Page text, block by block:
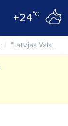
+24°C
"Latvijas Valsts ceļi" VAS, Ceļu pārvaldīšanas un uzturēšanas pārvalde